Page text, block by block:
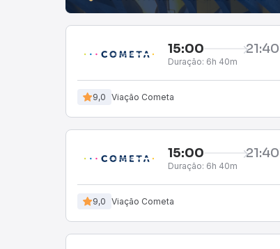
15:00 21:40
Duração: 6h 40m
9,0 Viação Cometa
15:00 21:40
Duração: 6h 40m
9,0 Viação Cometa